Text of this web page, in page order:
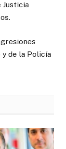
Justicia
de la Policía